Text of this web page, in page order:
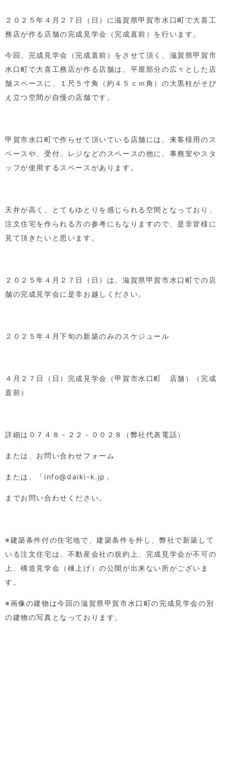
２０２５年４月２７日（日）に滋賀県甲賀市水口町で大喜工
務店が作る店舗の完成見学会（完成直前）を行います。
今回、完成見学会（完成直前）をさせて頂く、滋賀県甲賀市
水口町で大喜工務店が作る店舗は、平屋部分の広々とした店
舗スペースに、１尺５寸角（約４５ｃｍ角）の大黒柱がそび
え立つ空間が自慢の店舗です。
甲賀市水口町で作らせて頂いている店舗には、来客様用のス
ペースや、受付、レジなどのスペースの他に、事務室やスタ
ッフが使用するスペースがあります。
天井が高く、とてもゆとりを感じられる空間となっており、
注文住宅を作られる方の参考にもなりますので、是非皆様に
見て頂きたいと思います。
２０２５年４月２７日（日）は、滋賀県甲賀市水口町での店
舗の完成見学会に是非お越しください。
２０２５年４月下旬の新築のみのスケジュール
４月２７日（日）完成見学会（甲賀市水口町 店舗）（完成
直前）
詳細は０７４８－２２－００２８（弊社代表電話）
または、お問い合わせフォーム
または、「 info@daiki-k.jp 」
までお問い合わせください。
※建築条件付の住宅地で、建築条件を外し、弊社で新築して
いる注文住宅は、不動産会社の規約上、完成見学会が不可の
上、構造見学会（棟上げ）の公開が出来ない所がございま
す。
※画像の建物は今回の滋賀県甲賀市水口町の完成見学会の別
の建物の写真となっております。